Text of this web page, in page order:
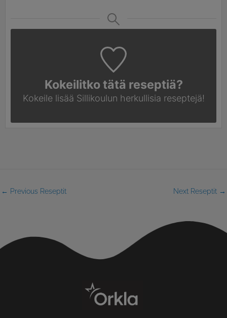
Kokeilitko tätä reseptiä?
Kokeile lisää Sillikoulun herkullisia reseptejä!
← Previous Reseptit Next Reseptit →